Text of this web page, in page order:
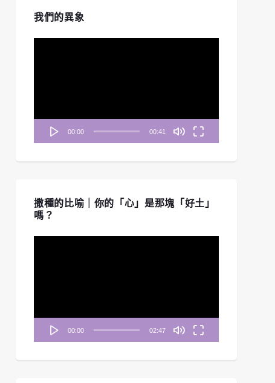
我們的異象
00:00 00:41
撒種的比喻｜你的「心」是那塊「好土」
嗎？
00:00 02:47